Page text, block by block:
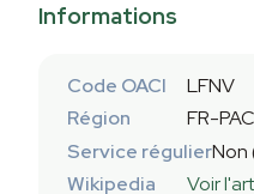
Informations
Code OACI
LFNV
Région
FR-PAC
Service régulierNon
Wikipedia
Voir